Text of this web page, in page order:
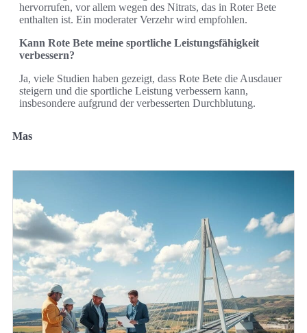
hervorrufen, vor allem wegen des Nitrats, das in Roter Bete
enthalten ist. Ein moderater Verzehr wird empfohlen.
Kann Rote Bete meine sportliche Leistungsfähigkeit
verbessern?
Ja, viele Studien haben gezeigt, dass Rote Bete die Ausdauer
steigern und die sportliche Leistung verbessern kann,
insbesondere aufgrund der verbesserten Durchblutung.
Mas